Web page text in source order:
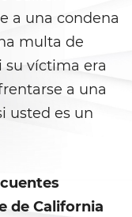
or Victim
a una condena
multa de
su víctima era
a una
usted es un
de California